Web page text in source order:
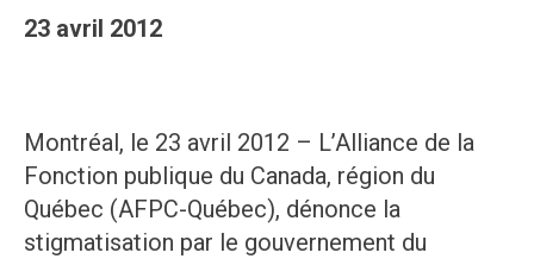
23 avril 2012
Montréal, le 23 avril 2012 – L’Alliance de la
Fonction publique du Canada, région du
Québec (AFPC-Québec), dénonce la
stigmatisation par le gouvernement du